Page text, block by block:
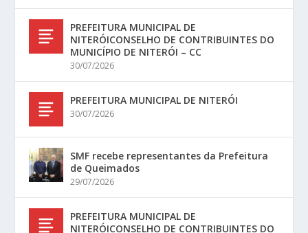
PREFEITURA MUNICIPAL DE
NITERÓICONSELHO DE CONTRIBUINTES DO
MUNICÍPIO DE NITERÓI – CC
30/07/2026
PREFEITURA MUNICIPAL DE NITERÓI
30/07/2026
SMF recebe representantes da Prefeitura
de Queimados
29/07/2026
PREFEITURA MUNICIPAL DE
NITERÓICONSELHO DE CONTRIBUINTES DO